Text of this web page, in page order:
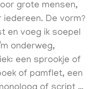
grote mensen,
De vorm?
en voeg ik soepel
onderweg,
een sprookje of
of pamflet, een